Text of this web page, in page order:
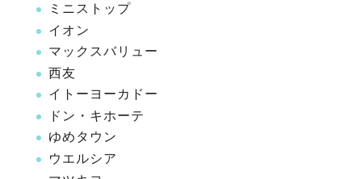
ミニストップ
イオン
マックスバリュー
西友
イトーヨーカドー
ドン・キホーテ
ゆめタウン
ウエルシア